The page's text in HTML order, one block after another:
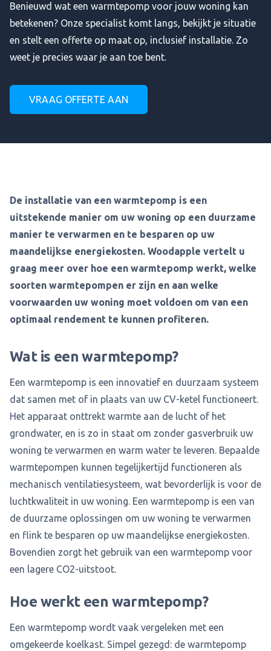
Benieuwd wat een warmtepomp voor jouw woning kan
betekenen? Onze specialist komt langs, bekijkt je situatie
en stelt een offerte op maat op, inclusief installatie. Zo
weet je precies waar je aan toe bent.
VRAAG OFFERTE AAN
De installatie van een warmtepomp is een
uitstekende manier om uw woning op een duurzame
manier te verwarmen en te besparen op uw
maandelijkse energiekosten. Woodapple vertelt u
graag meer over hoe een warmtepomp werkt, welke
soorten warmtepompen er zijn en aan welke
voorwaarden uw woning moet voldoen om van een
optimaal rendement te kunnen profiteren.
Wat is een warmtepomp?
Een warmtepomp is een innovatief en duurzaam systeem
dat samen met of in plaats van uw CV-ketel functioneert.
Het apparaat onttrekt warmte aan de lucht of het
grondwater, en is zo in staat om zonder gasverbruik uw
woning te verwarmen en warm water te leveren. Bepaalde
warmtepompen kunnen tegelijkertijd functioneren als
mechanisch ventilatiesysteem, wat bevorderlijk is voor de
luchtkwaliteit in uw woning. Een warmtepomp is een van
de duurzame oplossingen om uw woning te verwarmen
en flink te besparen op uw maandelijkse energiekosten.
Bovendien zorgt het gebruik van een warmtepomp voor
een lagere CO2-uitstoot.
Hoe werkt een warmtepomp?
Een warmtepomp wordt vaak vergeleken met een
omgekeerde koelkast. Simpel gezegd: de warmtepomp